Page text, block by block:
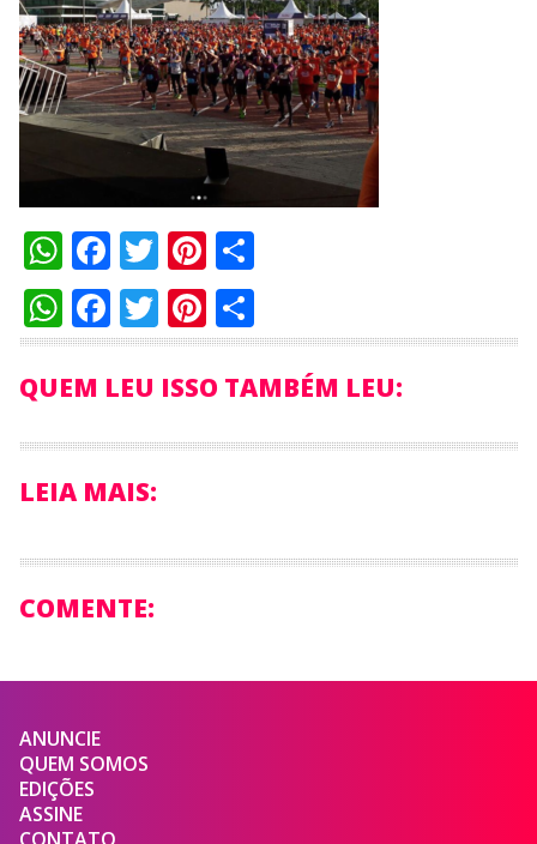
WhatsApp
Facebook
Twitter
Pinterest
Compartilhar
WhatsApp
Facebook
Twitter
Pinterest
Compartilhar
QUEM LEU ISSO TAMBÉM LEU:
LEIA MAIS:
COMENTE:
ANUNCIE
QUEM SOMOS
EDIÇÕES
ASSINE
CONTATO